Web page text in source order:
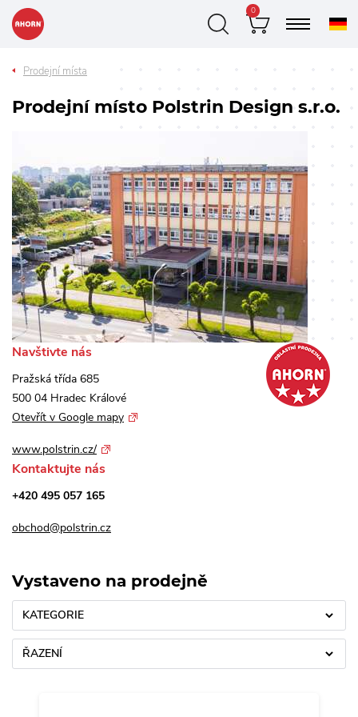
0
Prodejní místa
Prodejní místo Polstrin Design s.r.o.
Navštivte nás
Pražská třída 685
500 04 Hradec Králové
Otevřít v Google mapy
www.polstrin.cz/
Kontaktujte nás
+420 495 057 165
obchod@polstrin.cz
Vystaveno na prodejně
KATEGORIE
ŘAZENÍ